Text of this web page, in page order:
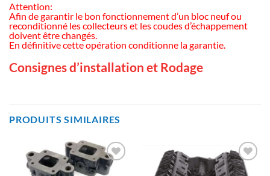
Attention:
Afin de garantir le bon fonctionnement d’un bloc neuf ou
reconditionné les collecteurs et les coudes d’échappement
doivent être changés.
En définitive cette opération conditionne la garantie.
Consignes d’installation et Rodage
PRODUITS SIMILAIRES
AJOUTER
AJOUTER